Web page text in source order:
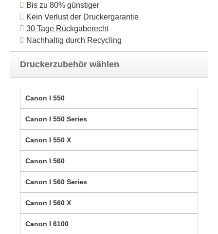
Bis zu 80% günstiger
Kein Verlust der Druckergarantie
30 Tage Rückgaberecht
Nachhaltig durch Recycling
Druckerzubehör wählen
Canon I 550
Canon I 550 Series
Canon I 550 X
Canon I 560
Canon I 560 Series
Canon I 560 X
Canon I 6100